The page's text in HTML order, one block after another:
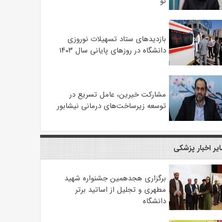
بازدیدهای ستاد تسهیلات نوروزی
دانشگاه در روزهای پایانی سال ۱۴۰۳
مشارکت خیرین، عامل تسریع در
توسعه زیرساخت‌های درمانی نیشابور
اخبار پزشکی
برگزاری هجدهمین جشنواره شهید
مطهری و تجلیل از اساتید برتر
دانشگاه